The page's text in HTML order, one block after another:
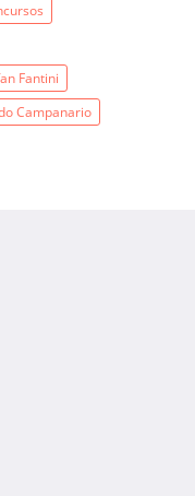
Fantini
Campanario